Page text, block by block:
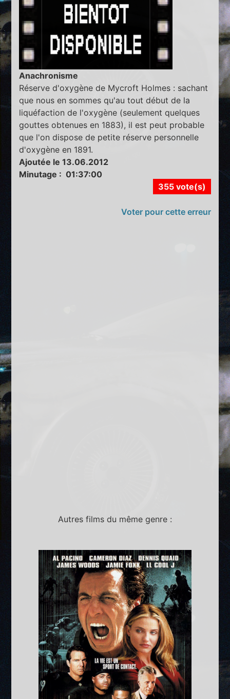
Anachronisme
Réserve d'oxygène de Mycroft Holmes : sachant
que nous en sommes qu'au tout début de la
liquéfaction de l'oxygène (seulement quelques
gouttes obtenues en 1883), il est peut probable
que l'on dispose de petite réserve personnelle
d'oxygène en 1891.
Ajoutée le 13.06.2012
Minutage : 01:37:00
355 vote(s)
Voter pour cette erreur
Autres films du même genre :